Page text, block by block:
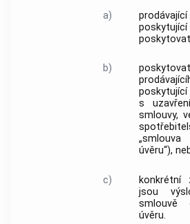
a)
b)
s
smlouvy,
úvěru“),
c)
konkrétní
jsou
úvěru.